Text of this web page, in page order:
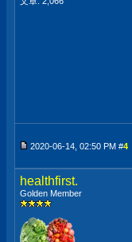
2020-06-14, 02:50 PM #4
healthfirst.
Golden Member